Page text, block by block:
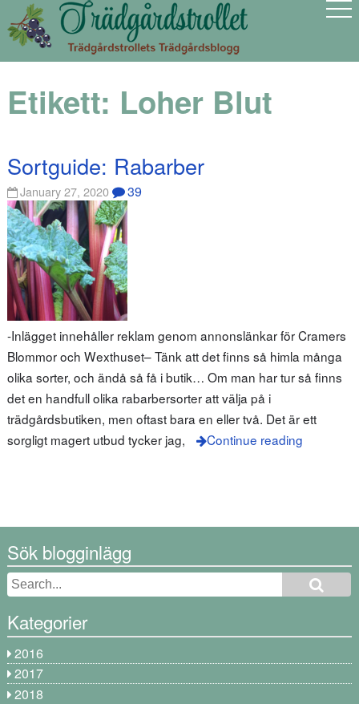
Etikett: Loher Blut
Sortguide: Rabarber
January 27, 2020 39
-Inlägget innehåller reklam genom annonslänkar för Cramers
Blommor och Wexthuset– Tänk att det finns så himla många
olika sorter, och ändå så få i butik… Om man har tur så finns
det en handfull olika rabarbersorter att välja på i
trädgårdsbutiken, men oftast bara en eller två. Det är ett
sorgligt magert utbud tycker jag,
Continue reading
Sök blogginlägg
Kategorier
2016
2017
2018